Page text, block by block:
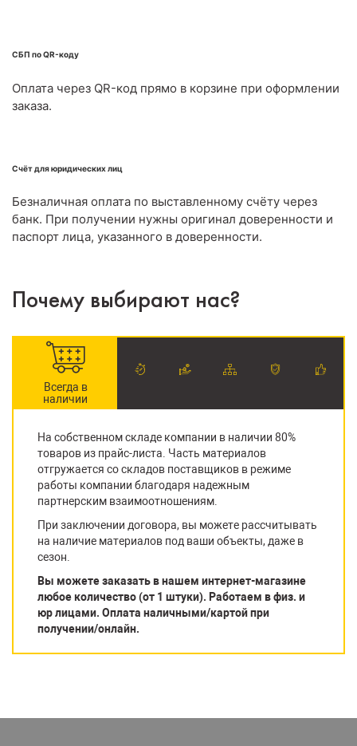
СБП по QR-коду
Оплата через QR-код прямо в корзине при оформлении
заказа.
Счёт для юридических лиц
Безналичная оплата по выставленному счёту через
банк. При получении нужны оригинал доверенности и
паспорт лица, указанного в доверенности.
Почему выбирают нас?
Всегда в
наличии
На собственном складе компании в наличии 80%
товаров из прайс-листа. Часть материалов
отгружается со складов поставщиков в режиме
работы компании благодаря надежным
партнерским взаимоотношениям.
При заключении договора, вы можете рассчитывать
на наличие материалов под ваши объекты, даже в
сезон.
Вы можете заказать в нашем интернет-магазине
любое количество (от 1 штуки). Работаем в физ. и
юр лицами. Оплата наличными/картой при
получении/онлайн.